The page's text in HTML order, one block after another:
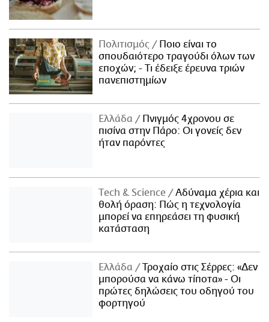
Πολιτισμός
Ποιο είναι το
σπουδαιότερο τραγούδι όλων των
εποχών; - Τι έδειξε έρευνα τριών
πανεπιστημίων
Ελλάδα
Πνιγμός 4χρονου σε
πισίνα στην Πάρο: Οι γονείς δεν
ήταν παρόντες
Τech & Science
Αδύναμα χέρια και
θολή όραση: Πώς η τεχνολογία
μπορεί να επηρεάσει τη φυσική
κατάσταση
Ελλάδα
Τροχαίο στις Σέρρες: «Δεν
μπορούσα να κάνω τίποτα» - Οι
πρώτες δηλώσεις του οδηγού του
φορτηγού